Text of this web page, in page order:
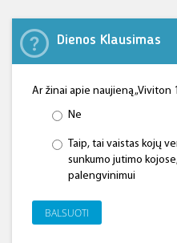
Dienos Klausimas
Ar žinai apie naujieną „Viviton
Ne
Taip, tai vaistas kojų
sunkumo jutimo
palengvinimui
BALSUOTI